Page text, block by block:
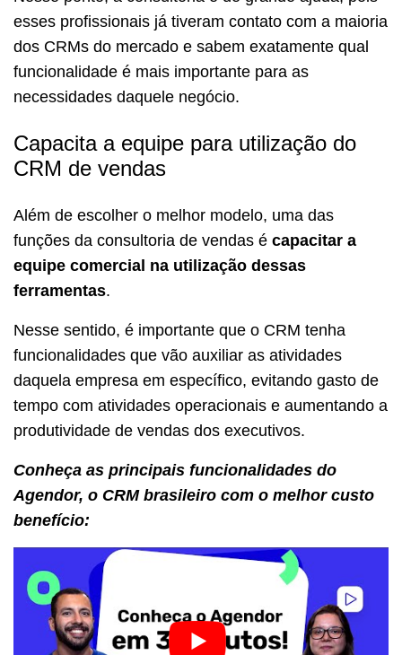
esses profissionais já tiveram contato com a maioria
dos CRMs do mercado e sabem exatamente qual
funcionalidade é mais importante para as
necessidades daquele negócio.
Capacita a equipe para utilização do
CRM de vendas
Além de escolher o melhor modelo, uma das
funções da consultoria de vendas é capacitar a
equipe comercial na utilização dessas
ferramentas.
Nesse sentido, é importante que o CRM tenha
funcionalidades que vão auxiliar as atividades
daquela empresa em específico, evitando gasto de
tempo com atividades operacionais e aumentando a
produtividade de vendas dos executivos.
Conheça as principais funcionalidades do
Agendor, o CRM brasileiro com o melhor custo
benefício: